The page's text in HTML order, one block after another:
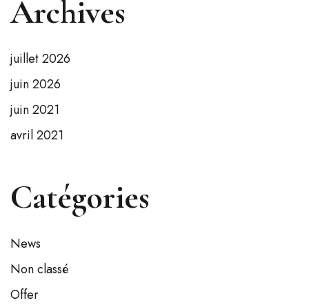
Archives
juillet 2026
juin 2026
juin 2021
avril 2021
Catégories
News
Non classé
Offer